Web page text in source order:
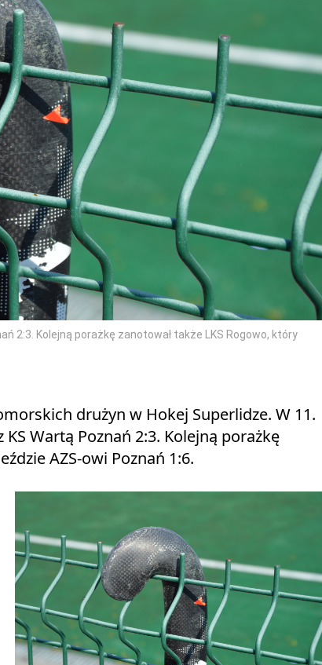
2:3. Kolejną porażkę zanotował także LKS Rogowo, który
drużyn w Hokej Superlidze. W 11.
Wartą Poznań 2:3. Kolejną porażkę
AZS-owi Poznań 1:6.